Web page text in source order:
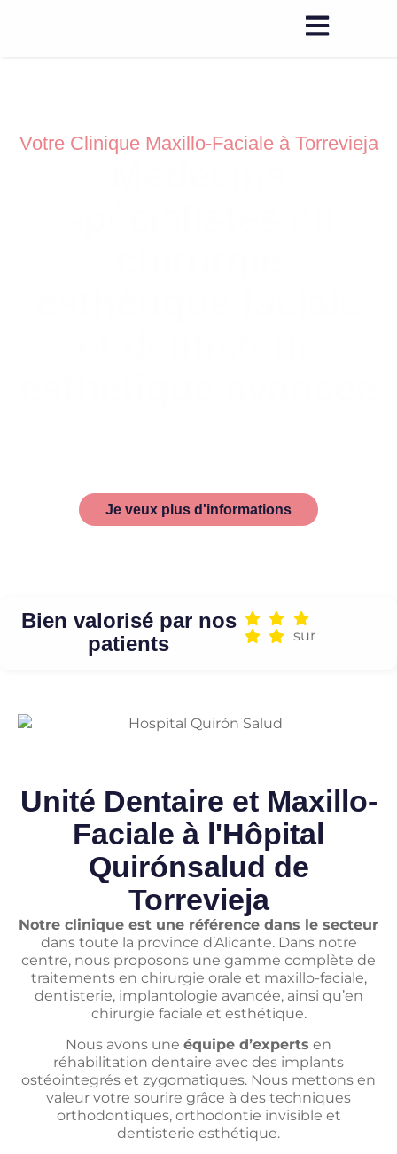
Votre Clinique Maxillo-Faciale à Torrevieja
Je veux plus d'informations
Bien valorisé par nos
patients
sur
Unité Dentaire et Maxillo-
Faciale à l'Hôpital
Quirónsalud de
Torrevieja
Notre clinique est une référence dans le secteur
dans toute la province d’Alicante. Dans notre
centre, nous proposons une gamme complète de
traitements en chirurgie orale et maxillo-faciale,
dentisterie, implantologie avancée, ainsi qu’en
chirurgie faciale et esthétique.
Nous avons une équipe d’experts en
réhabilitation dentaire avec des implants
ostéointegrés et zygomatiques. Nous mettons en
valeur votre sourire grâce à des techniques
orthodontiques, orthodontie invisible et
dentisterie esthétique.